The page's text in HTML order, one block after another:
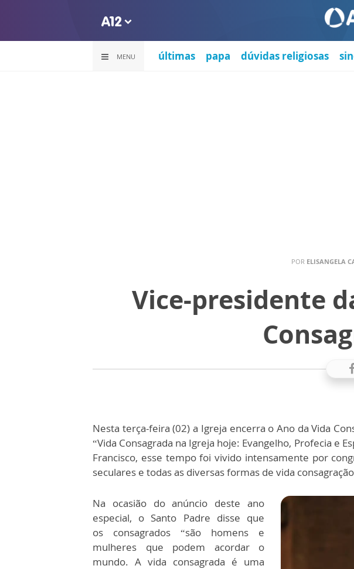
MENU últimas papa dúvidas religiosas
POR ELISANGELA
Vice-presidente
Nesta terça-feira (02) a Igreja encerra o Ano da Vida
“Vida Consagrada na Igreja hoje: Evangelho, Profecia e
Francisco, esse tempo foi vivido intensamente por
seculares e todas as diversas formas de vida
Na ocasião do anúncio deste ano
especial, o Santo Padre disse que
os consagrados “são homens e
mulheres que podem acordar o
mundo. A vida consagrada é uma